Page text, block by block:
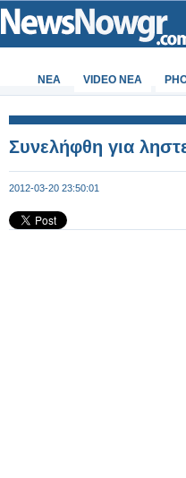
ΝΕΑ VIDEO NEA
Συνελήφθη για
2012-03-20 23:50:01